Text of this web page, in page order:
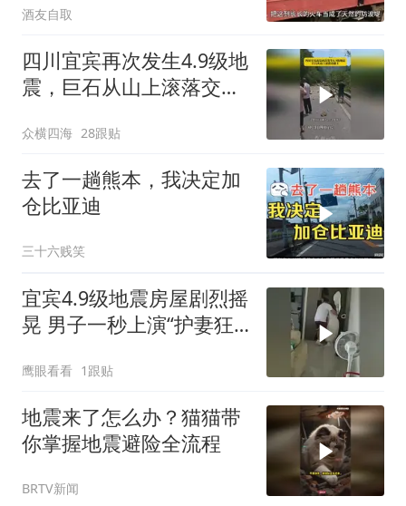
酒友自取
四川宜宾再次发生4.9级地
震，巨石从山上滚落交通
众横四海 28跟贴
去了一趟熊本，我决定加
仓比亚迪
三十六贱笑
宜宾4.9级地震房屋剧烈摇
晃 男子一秒上演“护妻狂
鹰眼看看 1跟贴
地震来了怎么办？猫猫带
你掌握地震避险全流程
BRTV新闻